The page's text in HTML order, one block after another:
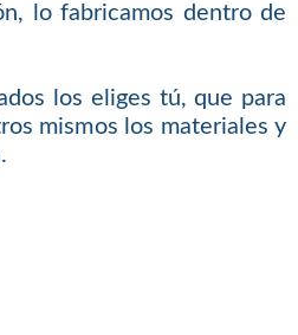
lo fabricamos dentro de
los eliges tú, que para
mismos los materiales y